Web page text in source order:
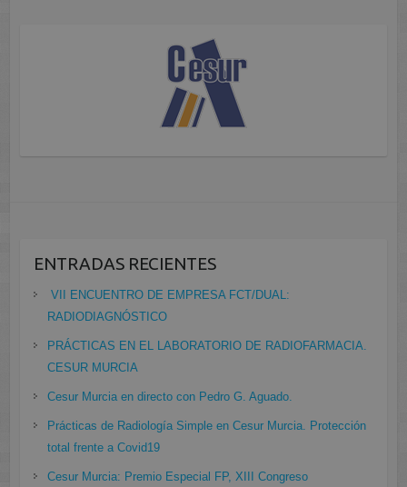
ENTRADAS RECIENTES
VII ENCUENTRO DE EMPRESA FCT/DUAL:
RADIODIAGNÓSTICO
PRÁCTICAS EN EL LABORATORIO DE RADIOFARMACIA.
CESUR MURCIA
Cesur Murcia en directo con Pedro G. Aguado.
Prácticas de Radiología Simple en Cesur Murcia. Protección
total frente a Covid19
Cesur Murcia: Premio Especial FP, XIII Congreso